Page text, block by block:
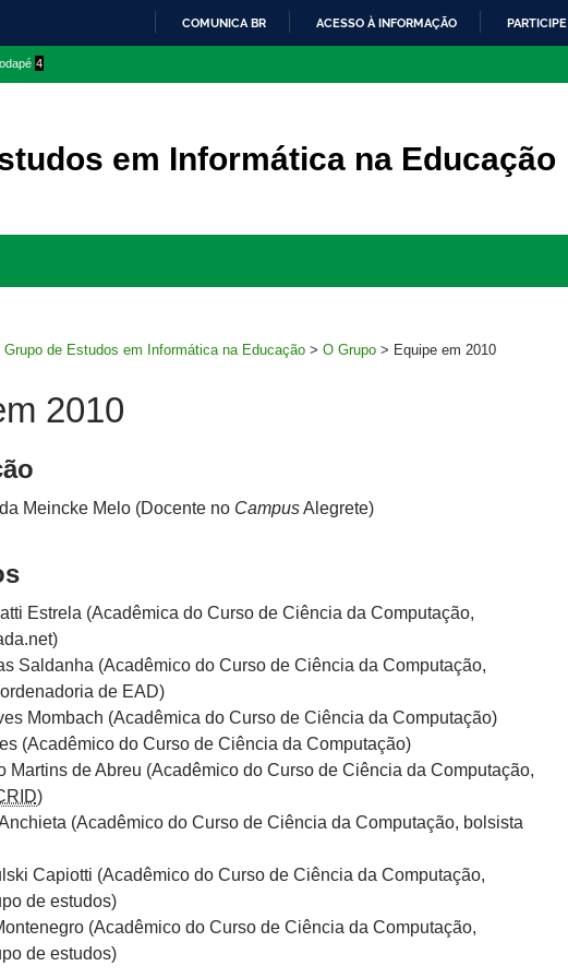
O
COMUNICA BR ACESSO À INFORMAÇÃO PARTICIPE
4
em Informática na Educação
Grupo de Estudos em Informática na Educação > O Grupo > Equipe em 2010
2010
Meincke Melo (Docente no CampusAlegrete)
Estrela (Acadêmica do Curso de Ciência da Computação,
Saldanha (Acadêmico do Curso de Ciência da Computação,
de EAD)
Mombach (Acadêmica do Curso de Ciência da Computação)
(Acadêmico do Curso de Ciência da Computação)
Martins de Abreu (Acadêmico do Curso de Ciência da Computação,
)
(Acadêmico do Curso de Ciência da Computação, bolsista
Capiotti (Acadêmico do Curso de Ciência da Computação,
de estudos)
(Acadêmico do Curso de Ciência da Computação,
de estudos)